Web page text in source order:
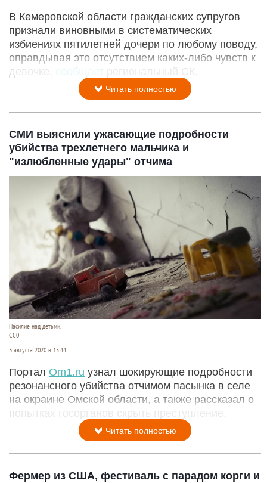
В Кемеровской области гражданских супругов
признали виновными в систематических
избиениях пятилетней дочери по любому поводу,
оправдывая это отсутствием каких-либо чувств к
девочке,
сообщает региональный СК.
Читать полностью
СМИ выяснили ужасающие подробности
убийства трехлетнего мальчика и
"излюбленные удары" отчима
Насилие над детьми.
СС0
3 августа 2020 в 15:44
Портал Om1.ru узнал шокирующие подробности
резонансного убийства отчимом пасынка в селе
на окраине Омской области, а также рассказал о
попытках госорганов скрыть преступление.
Читать полностью
Фермер из США, фестиваль с парадом корги и